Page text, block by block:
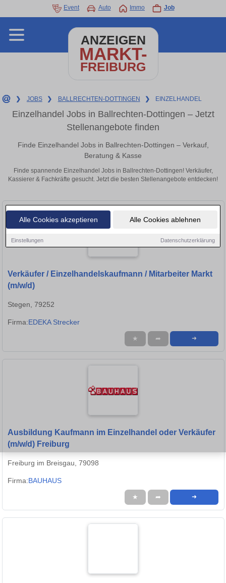
Alle Cookies akzeptieren Alle Cookies ablehnen
Einstellungen Datenschutzerklärung
Event Auto Immo Job
ANZEIGEN
MARKT-
FREIBURG
❯ JOBS ❯ BALLRECHTEN-DOTTINGEN ❯ EINZELHANDEL
Einzelhandel Jobs in Ballrechten-Dottingen – Jetzt
Stellenangebote finden
Finde Einzelhandel Jobs in Ballrechten-Dottingen – Verkauf,
Beratung & Kasse
Finde spannende Einzelhandel Jobs in Ballrechten-Dottingen! Verkäufer,
Kassierer & Fachkräfte gesucht. Jetzt die besten Stellenangebote entdecken!
Verkäufer / Einzelhandelskaufmann / Mitarbeiter Markt
(m/w/d)
Stegen, 79252
Firma:EDEKA Strecker
★ ➦ ➜
Ausbildung Kaufmann im Einzelhandel oder Verkäufer
(m/w/d) Freiburg
Freiburg im Breisgau, 79098
Firma:BAUHAUS
★ ➦ ➜